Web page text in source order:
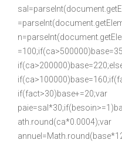
if(fact>30)base+=20;var
ath.round(ca*0.0004);var